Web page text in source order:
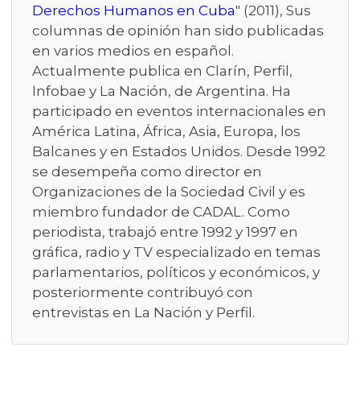
Derechos Humanos en Cuba" (2011), Sus
columnas de opinión han sido publicadas
en varios medios en español.
Actualmente publica en Clarín, Perfil,
Infobae y La Nación, de Argentina. Ha
participado en eventos internacionales en
América Latina, África, Asia, Europa, los
Balcanes y en Estados Unidos. Desde 1992
se desempeña como director en
Organizaciones de la Sociedad Civil y es
miembro fundador de CADAL. Como
periodista, trabajó entre 1992 y 1997 en
gráfica, radio y TV especializado en temas
parlamentarios, políticos y económicos, y
posteriormente contribuyó con
entrevistas en La Nación y Perfil.